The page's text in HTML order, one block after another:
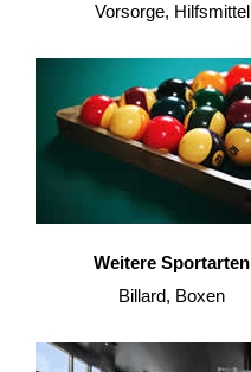
Vorsorge, Hilfsmittel
Weitere Sportarten
Billard, Boxen